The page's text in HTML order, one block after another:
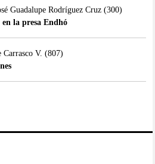
Guadalupe Rodríguez Cruz(300)
la presa Endhó
V. (807)